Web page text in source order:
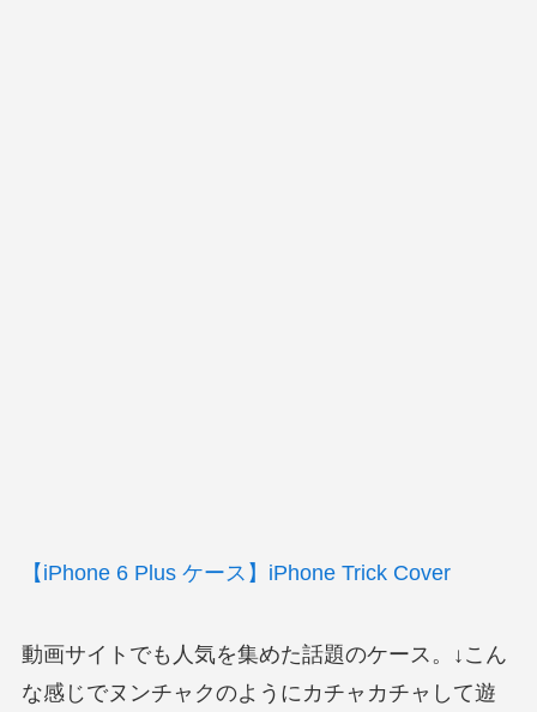
【iPhone 6 Plus ケース】iPhone Trick Cover
動画サイトでも人気を集めた話題のケース。↓こん
な感じでヌンチャクのようにカチャカチャして遊